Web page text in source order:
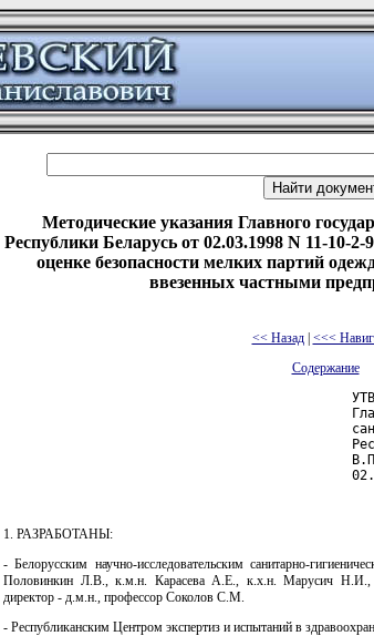
Методические указания Главного
Республики Беларусь от 02.03.1998 N 11-10-
оценке безопасности мелких партий
ввезенных частными
<< Назад| <<<
Содержание
1. РАЗРАБОТАНЫ:
- Белорусским научно-исследовательским санитарно-
Половинкин Л.В., к.м.н. Карасева А.Е., к.х.н. Марусич
директор - д.м.н., профессор Соколов С.М.
- Республиканским Центром экспертиз и испытаний в